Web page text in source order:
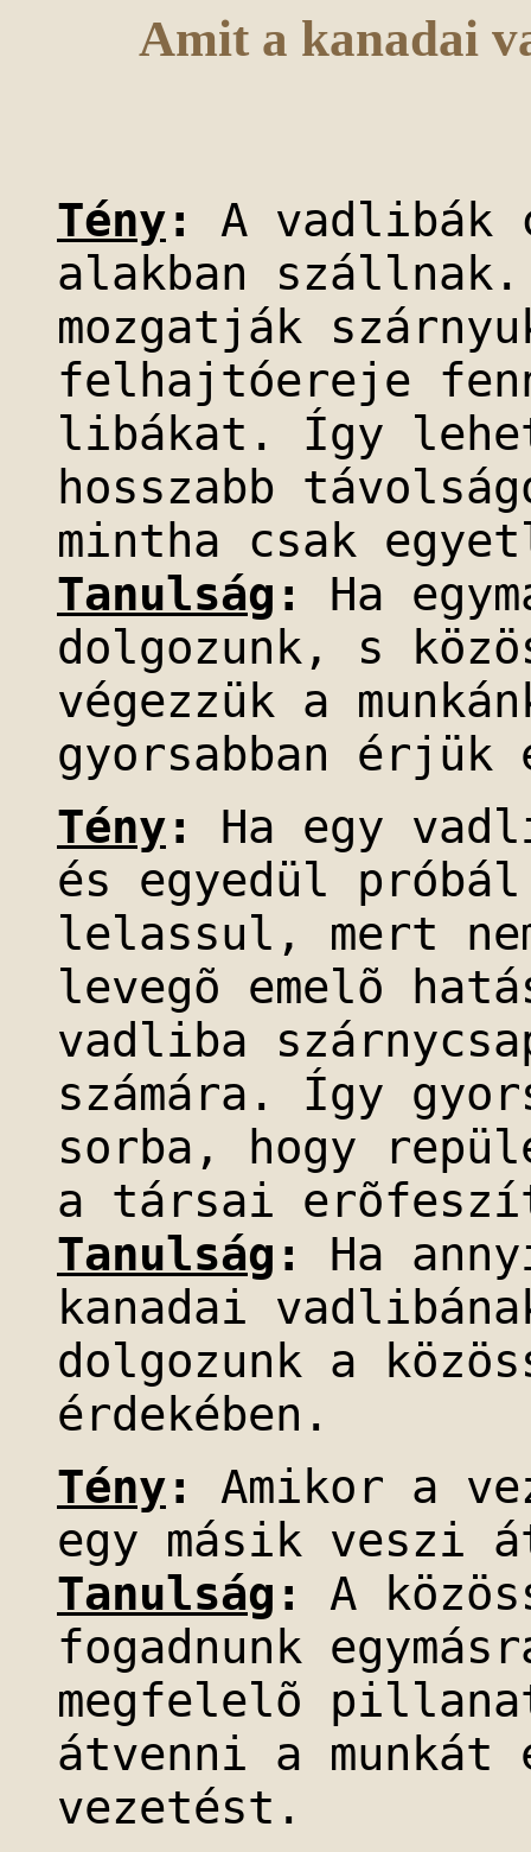
Amit a kanadai
Tény:
A vadlibák
alakban szállnak.
mozgatják
felhajtóereje
libákat. Így
hosszabb
mintha csak
Tanulság :
Ha
dolgozunk, s
végezzük a
gyorsabban
Tény:
Ha egy
és egyedül
lelassul, mert
levegõ emelõ
vadliba
számára. Így
sorba, hogy
a társai
Tanulság :
Ha
kanadai
dolgozunk a
érdekében.
Tény:
Amikor a
egy másik veszi
Tanulság :
A
fogadnunk
megfelelõ
átvenni a munkát
vezetést.